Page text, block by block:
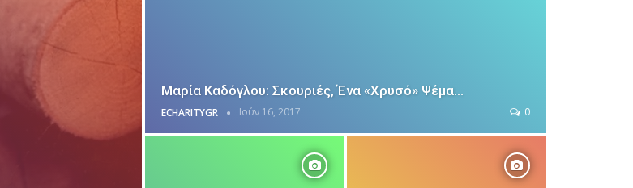
Μαρία Καδόγλου: Σκουριές, Ένα «χρυσό» Ψέμα…
ECHARITYGR Ιούν 16, 2017 0